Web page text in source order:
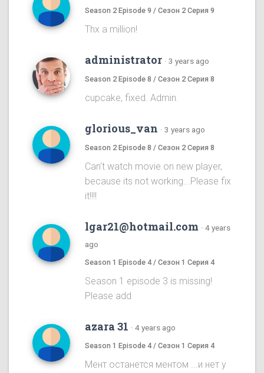
Season 2 Episode 9 / Сезон 2 Серия 9
Thx a million!
administrator · 3 years ago
Season 2 Episode 8 / Сезон 2 Серия 8
cupcake, fixed. Admin.
glorious_van · 3 years ago
Season 2 Episode 8 / Сезон 2 Серия 8
Can't watch movie on new player,
because its not working...Please fix
it!!!!
lgar21@hotmail.com · 4 years
ago
Season 1 Episode 4 / Сезон 1 Серия 4
Season 1 episode 3 is missing!
Please add
azara 31 · 4 years ago
Season 1 Episode 4 / Сезон 1 Серия 4
Мент останется ментом ...и нет у